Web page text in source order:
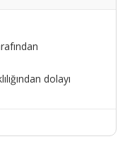
dolayı